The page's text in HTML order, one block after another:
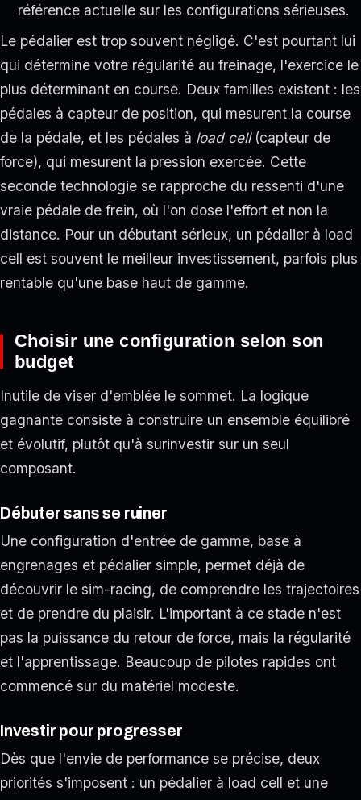
référence actuelle sur les configurations sérieuses.
Le pédalier est trop souvent négligé. C'est pourtant lui
qui détermine votre régularité au freinage, l'exercice le
plus déterminant en course. Deux familles existent : les
pédales à capteur de position, qui mesurent la course
de la pédale, et les pédales à load cell(capteur de
force), qui mesurent la pression exercée. Cette
seconde technologie se rapproche du ressenti d'une
vraie pédale de frein, où l'on dose l'effort et non la
distance. Pour un débutant sérieux, un pédalier à load
cell est souvent le meilleur investissement, parfois plus
rentable qu'une base haut de gamme.
Choisir une configuration selon son
budget
Inutile de viser d'emblée le sommet. La logique
gagnante consiste à construire un ensemble équilibré
et évolutif, plutôt qu'à surinvestir sur un seul
composant.
Débuter sans se ruiner
Une configuration d'entrée de gamme, base à
engrenages et pédalier simple, permet déjà de
découvrir le sim-racing, de comprendre les trajectoires
et de prendre du plaisir. L'important à ce stade n'est
pas la puissance du retour de force, mais la régularité
et l'apprentissage. Beaucoup de pilotes rapides ont
commencé sur du matériel modeste.
Investir pour progresser
Dès que l'envie de performance se précise, deux
priorités s'imposent : un pédalier à load cell et une